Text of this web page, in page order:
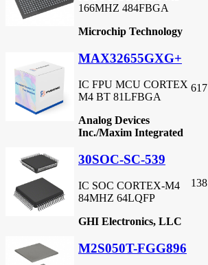
166MHZ 484FBGA
Microchip Technology
MAX32655GXG+
IC FPU MCU CORTEX
M4 BT 81LFBGA
Analog Devices
Inc./Maxim Integrated
617
30SOC-SC-539
IC SOC CORTEX-M4
84MHZ 64LQFP
GHI Electronics, LLC
138
M2S050T-FGG896